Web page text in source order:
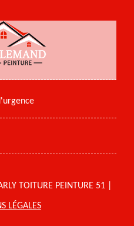
TOITURE PEINTURE 51 |
LÉGALES